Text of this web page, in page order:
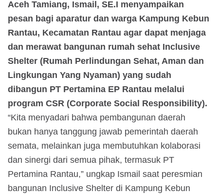
Aceh Tamiang, Ismail, SE.I menyampaikan
pesan bagi aparatur dan warga Kampung Kebun
Rantau, Kecamatan Rantau agar dapat menjaga
dan merawat bangunan rumah sehat Inclusive
Shelter (Rumah Perlindungan Sehat, Aman dan
Lingkungan Yang Nyaman) yang sudah
dibangun PT Pertamina EP Rantau melalui
program CSR (Corporate Social Responsibility).
“Kita menyadari bahwa pembangunan daerah
bukan hanya tanggung jawab pemerintah daerah
semata, melainkan juga membutuhkan kolaborasi
dan sinergi dari semua pihak, termasuk PT
Pertamina Rantau,” ungkap Ismail saat peresmian
bangunan Inclusive Shelter di Kampung Kebun